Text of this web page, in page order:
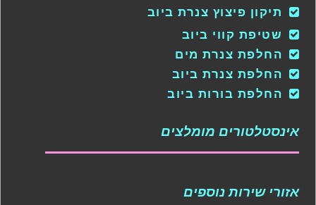
תיקון פיצוץ צנרת ביוב
שטיפת קווי ביוב
החלפת צנרת מים
החלפת צנרת ביוב
החלפת בורות ביוב
אינסטלטורים מומלצים
אזורי שירות נוספים